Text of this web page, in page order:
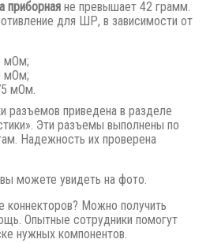
не превышает 42 грамм.
для ШР, в зависимости от
мОм;
мОм;
мОм.
разъемов приведена в разделе
Эти разъемы выполнены по
Надежность их проверена
вы можете увидеть на фото.
коннекторов? Можно получить
Опытные сотрудники помогут
нужных компонентов.